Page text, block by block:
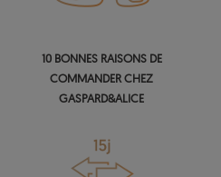
10 BONNES RAISONS DE
COMMANDER CHEZ
GASPARD&ALICE